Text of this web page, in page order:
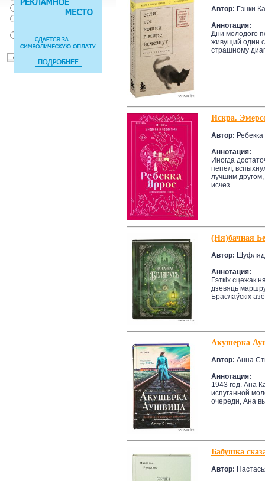
Нет, с ремнем не удобно
Нет, Я уверен в себе
пристегива
Автор: Гэнки
Аннотация:
Дни молодого
живущий один с
страшному
Искра.
Автор:
Аннотация:
Иногда
пепел,
лучшим
исчез...
(Ня)бачная
Автор:
Аннотация:
Гэткіх сцежак
дзевяць
Браслаўскіх
Акушерка
Автор: Анна
Аннотация:
1943 год. Ана
испуганной
очереди, Ана
Бабушка
Автор: